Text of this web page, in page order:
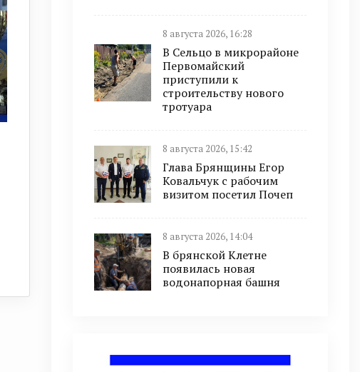
8 августа 2026, 16:28
В Сельцо в микрорайоне
Первомайский
приступили к
строительству нового
тротуара
8 августа 2026, 15:42
Глава Брянщины Егор
Ковальчук с рабочим
визитом посетил Почеп
8 августа 2026, 14:04
В брянской Клетне
появилась новая
водонапорная башня